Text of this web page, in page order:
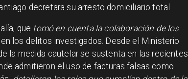
decretara su arresto domiciliario total.
que tomó en cuenta la colaboración de los
los delitos investigados. Desde el Ministerio
la medida cautelar se sustenta en las recientes
admitieron el uso de facturas falsas como